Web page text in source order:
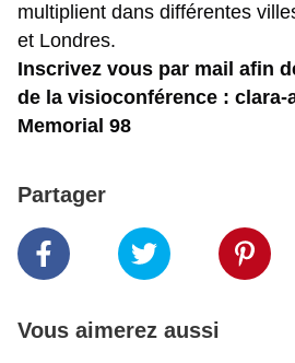
multiplient dans différentes
et Londres.
Inscrivez vous par mail afin
de la visioconférence : clara-
Memorial 98
Partager
Vous aimerez aussi